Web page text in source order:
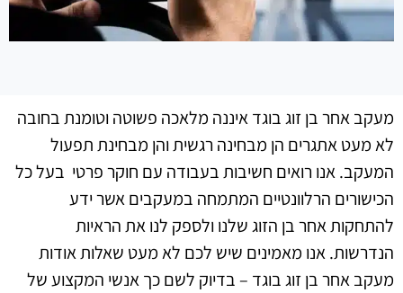
מעקב אחר בן זוג בוגד איננה מלאכה פשוטה וטומנת בחובה
לא מעט אתגרים הן מבחינה רגשית והן מבחינת תפעול
המעקב. אנו רואים חשיבות בעבודה עם חוקר פרטי בעל כל
הכישורים הרלוונטיים המתמחה במעקבים אשר ידע
להתחקות אחר בן הזוג שלנו ולספק לנו את הראיות
הנדרשות. אנו מאמינים שיש לכם לא מעט שאלות אודות
מעקב אחר בן זוג בוגד – בדיוק לשם כך אנשי המקצוע של